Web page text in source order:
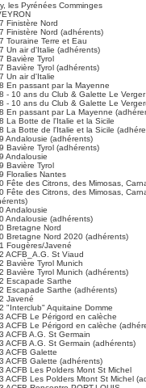
les Pyrénées Comminges
Finistère Nord
Finistère Nord (adhérents)
Touraine Terre et Eau
Un air d'Italie (adhérents)
Bavière Tyrol
Bavière Tyrol (adhérents)
Un air d'Italie
En passant par la Mayenne
- 10 ans du Club & Galette Le Verger
- 10 ans du Club & Galette Le
En passant par La Mayenne
La Botte de l'Italie et la Sicile
La Botte de l'Italie et la Sicile
Andalousie (adhérents)
Bavière Tyrol (adhérents)
Andalousie
Bavière Tyrol
Floralies Nantes
Fête des Citrons, des Mimosas,
Fête des Citrons, des Mimosas,
Andalousie
Andalousie (adhérents)
Bretagne Nord
Bretagne Nord 2020 (adhérents)
Fougères/Javené
ACFB_A.G. St Viaud
Bavière Tyrol Munich
Bavière Tyrol Munich (adhérents)
Escapade Sarthe
Escapade Sarthe (adhérents)
Javené
"Interclub" Aquitaine Domme
ACFB Le Périgord en calèche
ACFB Le Périgord en calèche
ACFB A.G. St Germain
ACFB A.G. St Germain (adhérents)
ACFB Galette
ACFB Galette (adhérents)
ACFB Les Polders Mont St Michel
ACFB Les Polders Mtont St Michel